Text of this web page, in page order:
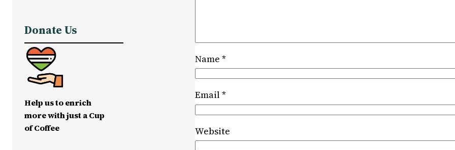
Donate Us
Help us to enrich
more with just a Cup
of Coffee
Name *
Email*
Website